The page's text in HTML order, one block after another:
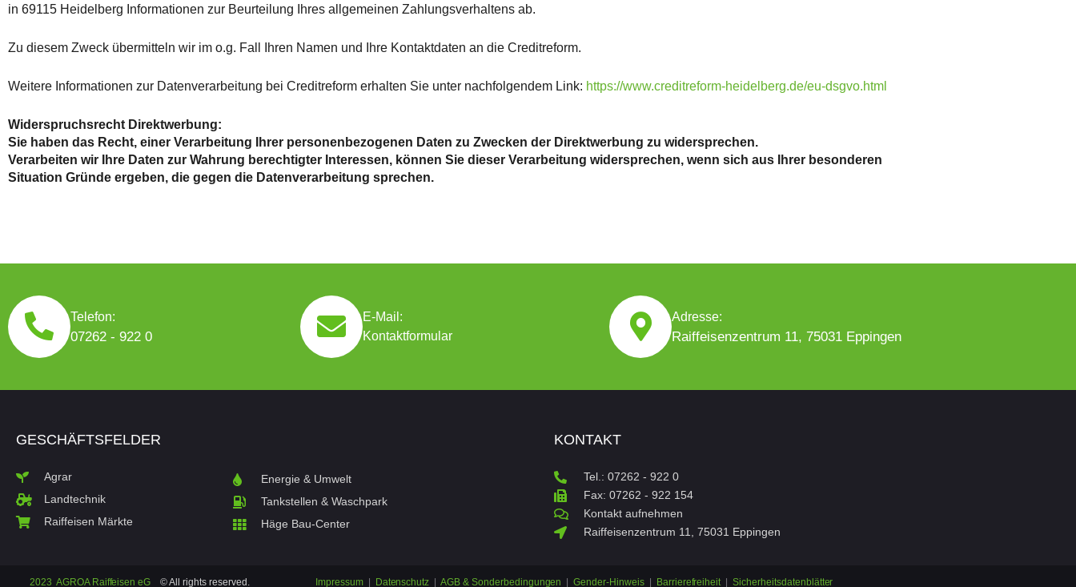
in 69115 Heidelberg Informationen zur Beurteilung Ihres allgemeinen Zahlungsverhaltens ab.
Zu diesem Zweck übermitteln wir im o.g. Fall Ihren Namen und Ihre Kontaktdaten an die Creditreform.
Weitere Informationen zur Datenverarbeitung bei Creditreform erhalten Sie unter nachfolgendem Link: https://www.creditreform-heidelberg.de/eu-dsgvo.html
Widerspruchsrecht Direktwerbung:
Sie haben das Recht, einer Verarbeitung Ihrer personenbezogenen Daten zu Zwecken der Direktwerbung zu widersprechen.
Verarbeiten wir Ihre Daten zur Wahrung berechtigter Interessen, können Sie dieser Verarbeitung widersprechen, wenn sich aus Ihrer besonderen
Situation Gründe ergeben, die gegen die Datenverarbeitung sprechen.
Telefon:
07262 - 922 0
E-Mail:
Kontaktformular
Adresse:
Raiffeisenzentrum 11, 75031 Eppingen
GESCHÄFTSFELDER
Agrar
Landtechnik
Raiffeisen Märkte
Energie & Umwelt
Tankstellen & Waschpark
Häge Bau-Center
KONTAKT
Tel.: 07262 - 922 0
Fax: 07262 - 922 154
Kontakt aufnehmen
Raiffeisenzentrum 11, 75031 Eppingen
2023 AGROA Raiffeisen eG © All rights reserved. Impressum Datenschutz |AGB & Sonderbedingungen |Gender-Hinweis| Barrierefreiheit|Sicherheitsdatenblätter